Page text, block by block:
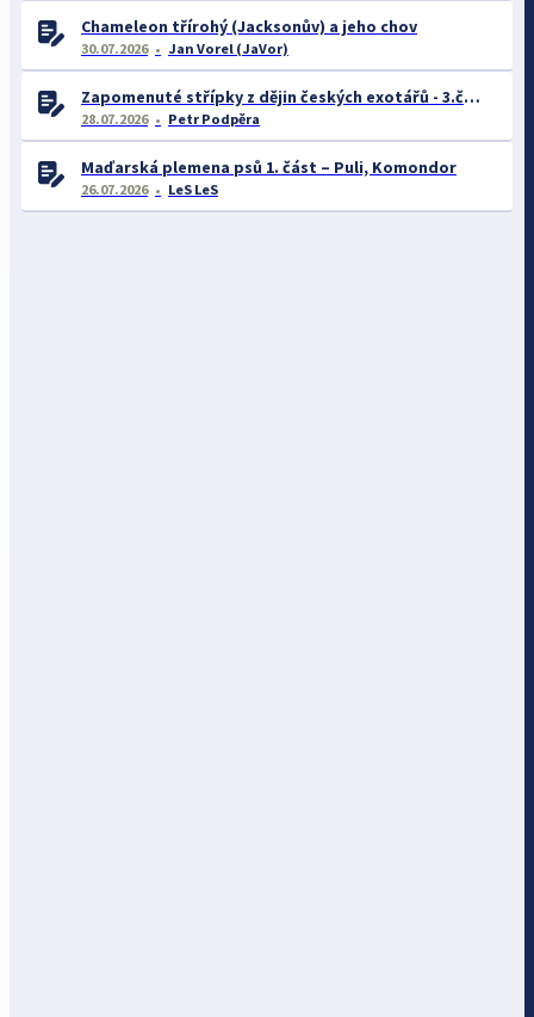
Chameleon třírohý (Jacksonův) a jeho chov
30.07.2026 Jan Vorel (JaVor)
Zapomenuté střípky z dějin českých exotářů - 3.část
28.07.2026 Petr Podpěra
Maďarská plemena psů 1. část – Puli, Komondor
26.07.2026 LeS LeS